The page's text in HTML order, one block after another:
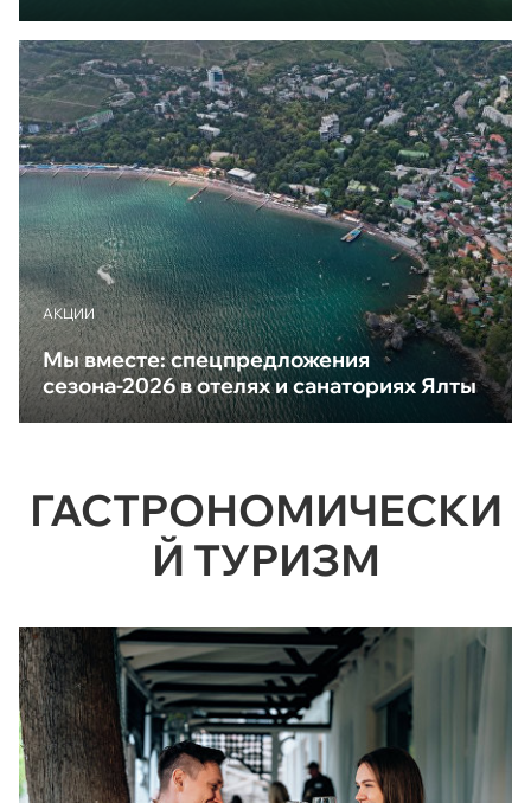
АКЦИИ
Мы вместе: спецпредложения
сезона-2026 в отелях и санаториях Ялты
ГАСТРОНОМИЧЕСКИ
Й ТУРИЗМ